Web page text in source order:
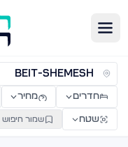
דירות למכירה
חדרים מחיר
שטח שמור חיפוש